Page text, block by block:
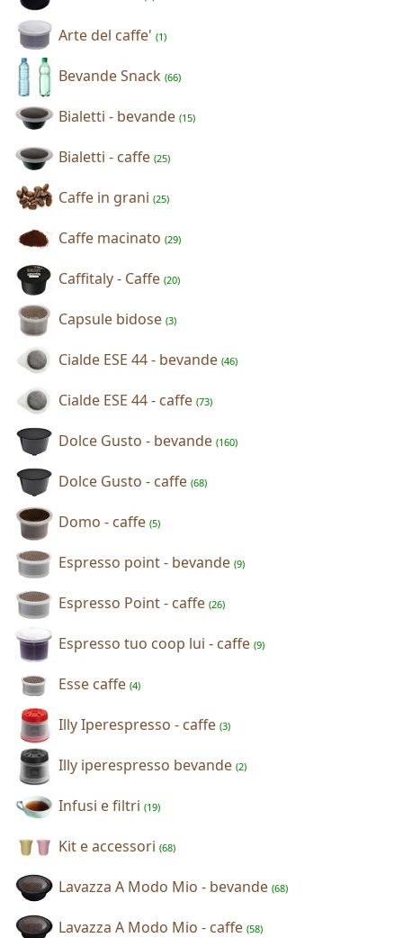
Arte del caffe' (1)
Bevande Snack (66)
Bialetti - bevande (15)
Bialetti - caffe (25)
Caffe in grani (25)
Caffe macinato (29)
Caffitaly - Caffe (20)
Capsule bidose (3)
Cialde ESE 44 - bevande (46)
Cialde ESE 44 - caffe (73)
Dolce Gusto - bevande (160)
Dolce Gusto - caffe (68)
Domo - caffe (5)
Espresso point - bevande (9)
Espresso Point - caffe (26)
Espresso tuo coop lui - caffe (9)
Esse caffe (4)
Illy Iperespresso - caffe (3)
Illy iperespresso bevande (2)
Infusi e filtri (19)
Kit e accessori (68)
Lavazza A Modo Mio - bevande (68)
Lavazza A Modo Mio - caffe (58)